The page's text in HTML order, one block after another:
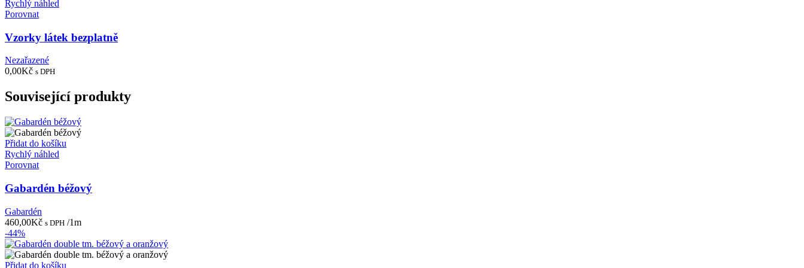
Rychlý náhled
Porovnat
Vzorky látek bezplatně
Nezařazené
0,00Kč s DPH
Související produkty
Přidat do košíku
Rychlý náhled
Porovnat
Gabardén béžový
Gabardén
460,00Kč s DPH /1m
-44%
Přidat do košíku